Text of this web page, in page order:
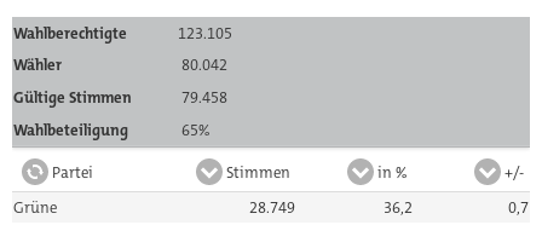
Wahlberechtigte
123.105
Wähler
80.042
Gültige Stimmen
79.458
Wahlbeteiligung
65%
Partei Stimmen in %
+/-
Grüne
28.749 36,2
0,7